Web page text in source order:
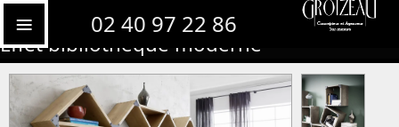
02 40 97 22 86
Bibliothèque suspendue acier et bois.
Effet bibliothèque moderne